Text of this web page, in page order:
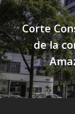
Corte
de la